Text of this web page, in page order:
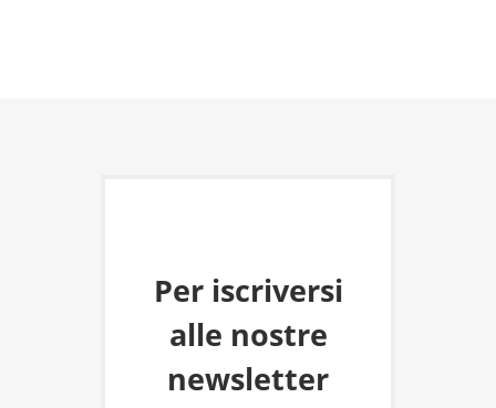
Per iscriversi
alle nostre
newsletter